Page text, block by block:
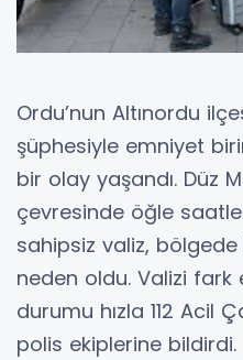
Ordu’nun Altınordu
şüphesiyle emniyet
bir olay yaşandı. Düz
çevresinde öğle
sahipsiz valiz,
neden oldu. Valizi
durumu hızla 112 Acil
polis ekiplerine bildirdi.